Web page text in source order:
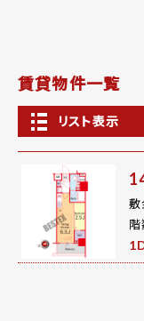
賃貸物件一覧
リスト表示
敷
階